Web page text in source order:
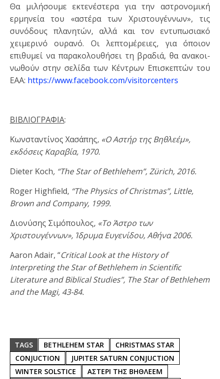
Θα μιλήσουμε εκτενέστερα για την αστρονομική
ερμηνεία του «αστέρα των Χριστουγέννων», τις
συνόδους πλανητών, αλλά και τον εντυπωσιακό
χειμερινό ουρανό. Οι λεπτομέρειες, για όποιον
επιθυμεί να παρακολουθήσει τη βραδιά, θα ανα­κοι­
νω­θούν στην σελίδα των Κέντρων Επισκεπτών του
ΕΑΑ: https://www.facebook.com/visitorcenters
ΒΙΒΛΙΟΓΡΑΦΙΑ:
Κωνσταντίνος Χασάπης, «Ο Αστήρ της Βηθλεέμ»,
εκδόσεις Καραβία, 1970.
Dieter Koch, “The Star of Bethlehem”, Zürich, 2016.
Roger Highfield, “The Physics of Christmas”, Little,
Brown and Company, 1999.
Διονύσης Σιμόπουλος, «Το Άστρο των
Χριστουγέννων», Ίδρυμα Ευγενίδου, Αθήνα 2006.
Aaron Adair, “Critical Look at the History of
Interpreting the Star of Bethlehem in Scientific
Literature and Biblical Studies”, The Star of Bethlehem
and the Magi, 43-84.
TAGS BETHLEHEM STAR
CHRISTMAS STAR
CONJUCTION
JUPITER SATURN CONJUCTION
WINTER SOLSTICE
ΑΣΤΕΡΙ ΤΗΣ ΒΗΘΛΕΕΜ